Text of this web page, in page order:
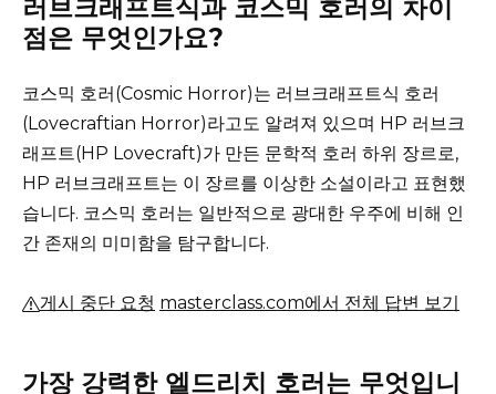
러브크래프트식과 코스믹 호러의 차이
점은 무엇인가요?
코스믹 호러(Cosmic Horror)는 러브크래프트식 호러
(Lovecraftian Horror)라고도 알려져 있으며 HP 러브크
래프트(HP Lovecraft)가 만든 문학적 호러 하위 장르로,
HP 러브크래프트는 이 장르를 이상한 소설이라고 표현했
습니다. 코스믹 호러는 일반적으로 광대한 우주에 비해 인
간 존재의 미미함을 탐구합니다.
게시 중단 요청 masterclass.com에서 전체 답변 보기
가장 강력한 엘드리치 호러는 무엇입니